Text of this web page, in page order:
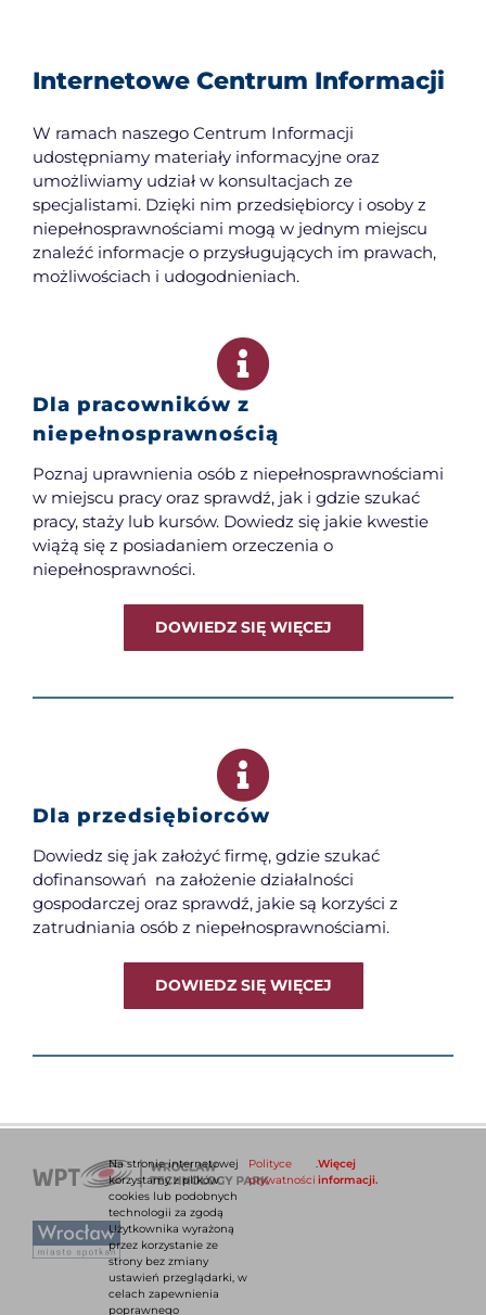
Internetowe Centrum Informacji
W ramach naszego Centrum Informacji
udostępniamy materiały informacyjne oraz
umożliwiamy udział w konsultacjach ze
specjalistami. Dzięki nim przedsiębiorcy i osoby z
niepełnosprawnościami mogą w jednym miejscu
znaleźć informacje o przysługujących im prawach,
możliwościach i udogodnieniach.
Dla pracowników z
niepełnosprawnością
Poznaj uprawnienia osób z niepełnosprawnościami
w miejscu pracy oraz sprawdź, jak i gdzie szukać
pracy, staży lub kursów. Dowiedz się jakie kwestie
wiążą się z posiadaniem orzeczenia o
niepełnosprawności.
DOWIEDZ SIĘ WIĘCEJ
Dla przedsiębiorców
Dowiedz się jak założyć firmę, gdzie szukać
dofinansowań na założenie działalności
gospodarczej oraz sprawdź, jakie są korzyści z
zatrudniania osób z niepełnosprawnościami.
DOWIEDZ SIĘ WIĘCEJ
Na stronie internetowej
korzystamy z plików
cookies lub podobnych
technologii za zgodą
Użytkownika wyrażoną
przez korzystanie ze
strony bez zmiany
ustawień przeglądarki, w
celach zapewnienia
poprawnego
Polityce
prywatności
Więcej
informacji.